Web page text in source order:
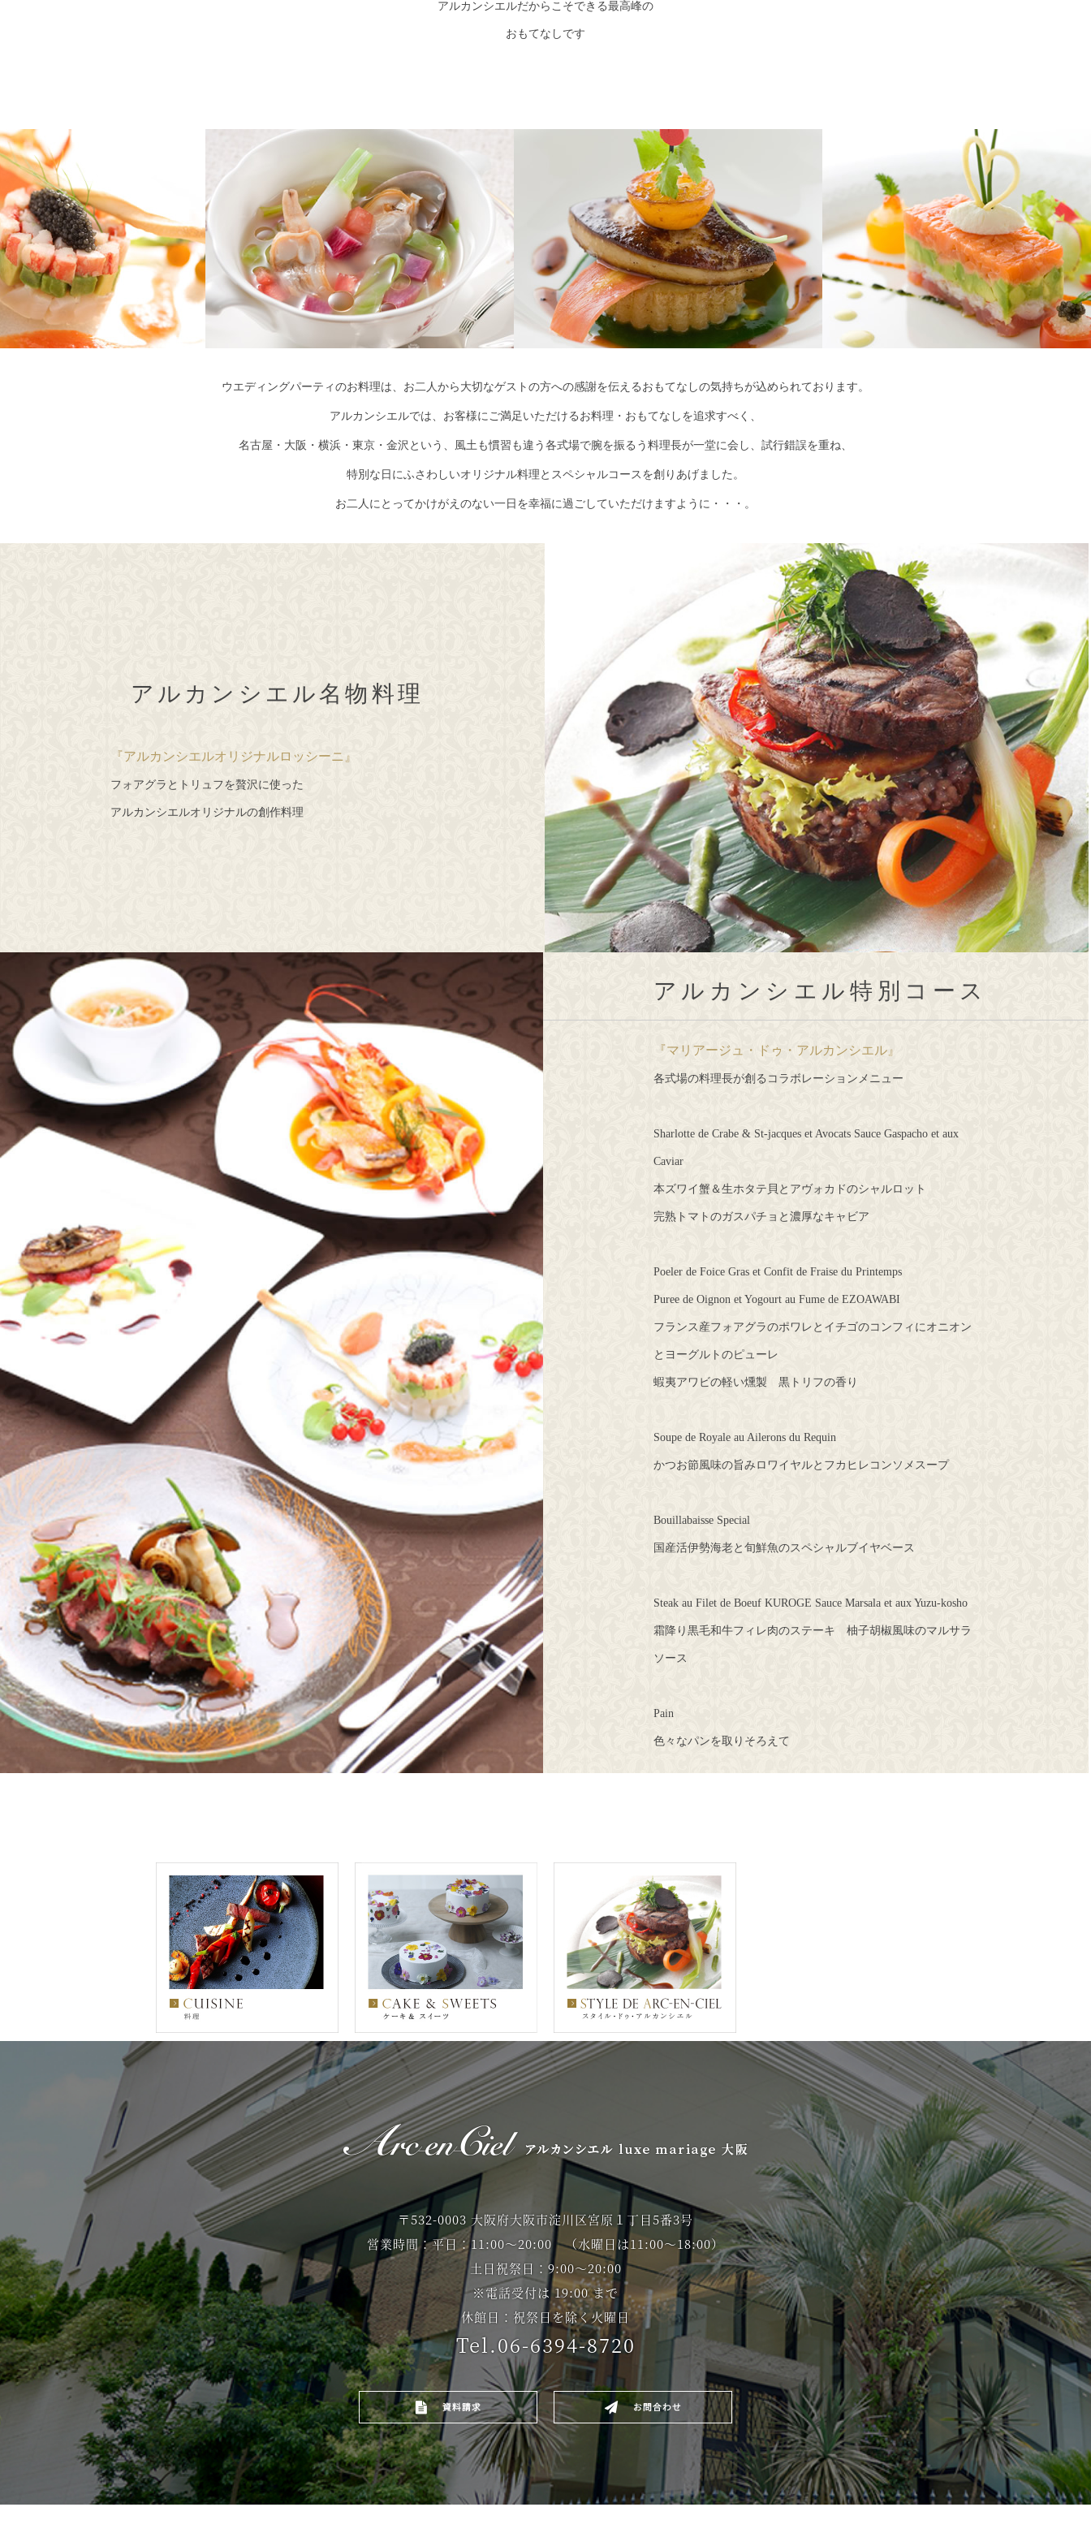
アルカンシエルだからこそできる最高峰の
おもてなしです
ウエディングパーティのお料理は、お二人から大切なゲストの方への感謝を伝えるおもてなしの気持ちが込められております。
アルカンシエルでは、お客様にご満足いただけるお料理・おもてなしを追求すべく、
名古屋・大阪・横浜・東京・金沢という、風土も慣習も違う各式場で腕を振るう料理長が一堂に会し、試行錯誤を重ね、
特別な日にふさわしいオリジナル料理とスペシャルコースを創りあげました。
お二人にとってかけがえのない一日を幸福に過ごしていただけますように・・・。
アルカンシエル名物料理
『アルカンシエルオリジナルロッシーニ』
フォアグラとトリュフを贅沢に使った
アルカンシエルオリジナルの創作料理
アルカンシエル特別コース
『マリアージュ・ドゥ・アルカンシエル』
各式場の料理長が創るコラボレーションメニュー
Sharlotte de Crabe & St-jacques et Avocats Sauce Gaspacho et aux
Caviar
本ズワイ蟹＆生ホタテ貝とアヴォカドのシャルロット
完熟トマトのガスパチョと濃厚なキャビア
Poeler de Foice Gras et Confit de Fraise du Printemps
Puree de Oignon et Yogourt au Fume de EZOAWABI
フランス産フォアグラのポワレとイチゴのコンフィにオニオン
とヨーグルトのピューレ
蝦夷アワビの軽い燻製 黒トリフの香り
Soupe de Royale au Ailerons du Requin
かつお節風味の旨みロワイヤルとフカヒレコンソメスープ
Bouillabaisse Special
国産活伊勢海老と旬鮮魚のスペシャルブイヤベース
Steak au Filet de Boeuf KUROGE Sauce Marsala et aux Yuzu-kosho
霜降り黒毛和牛フィレ肉のステーキ 柚子胡椒風味のマルサラ
ソース
Pain
色々なパンを取りそろえて
〒532-0003 大阪府大阪市淀川区宮原１丁目5番3号
営業時間：平日：11:00～20:00（水曜日は11:00～18:00）
土日祝祭日：9:00～20:00
※電話受付は 19:00 まで
休館日：祝祭日を除く火曜日
Tel.06-6394-8720